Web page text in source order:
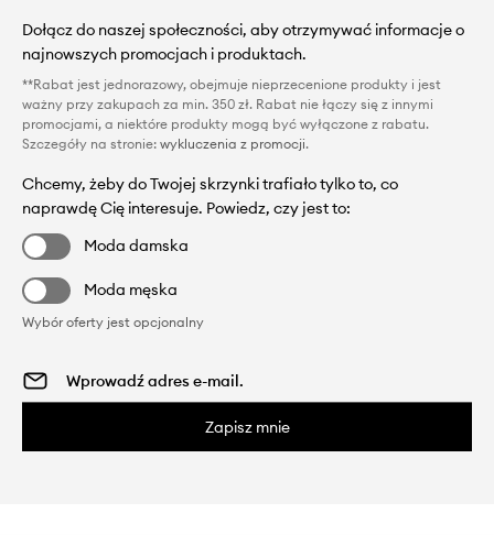
Dołącz do naszej społeczności, aby otrzymywać informacje o
najnowszych promocjach i produktach.
**Rabat jest jednorazowy, obejmuje nieprzecenione produkty i jest
ważny przy zakupach za min. 350 zł. Rabat nie łączy się z innymi
promocjami, a niektóre produkty mogą być wyłączone z rabatu.
Szczegóły na stronie: wykluczenia z promocji.
Chcemy, żeby do Twojej skrzynki trafiało tylko to, co
naprawdę Cię interesuje. Powiedz, czy jest to:
Moda damska
Moda męska
Wybór oferty jest opcjonalny
Zapisz mnie